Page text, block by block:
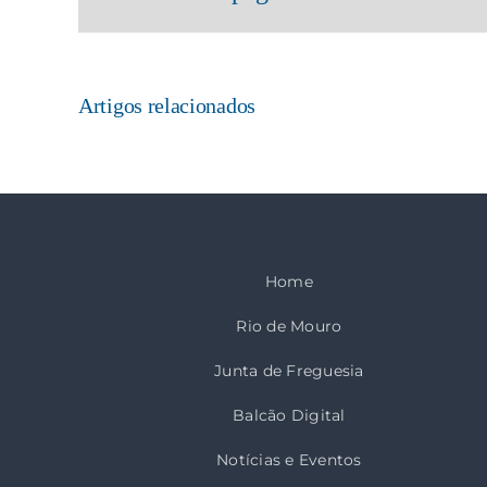
Artigos relacionados
Home
Rio de Mouro
Junta de Freguesia
Balcão Digital
Notícias e Eventos